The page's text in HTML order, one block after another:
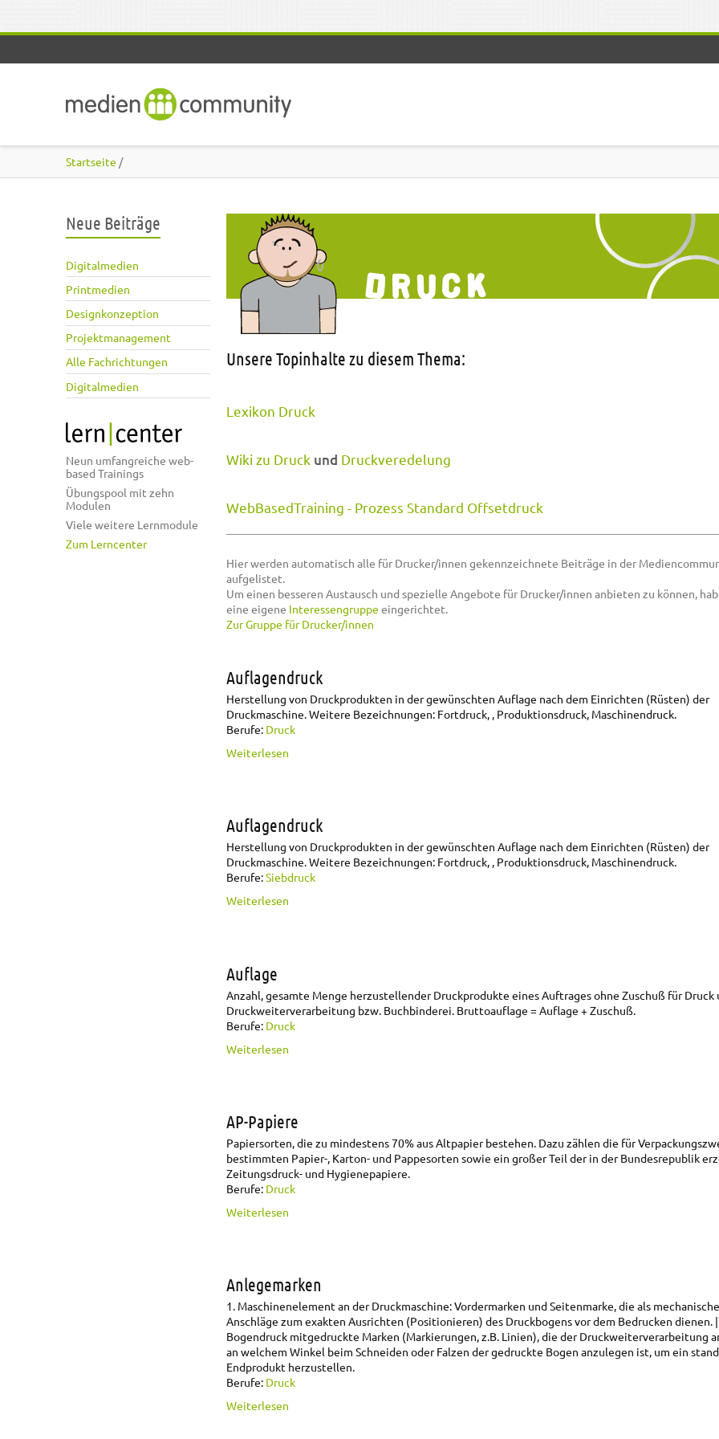
Startseite /
Neue Beiträge
Digitalmedien
Printmedien
Designkonzeption
Projektmanagement
Alle Fachrichtungen
Digitalmedien
Neun umfangreiche web-
based Trainings
Übungspool mit zehn
Modulen
Viele weitere Lernmodule
Zum Lerncenter
Unsere Topinhalte zu diesem Thema:
Lexikon Druck
Wiki zu Druck und Druckveredelung
WebBasedTraining - Prozess Standard Offsetdruck
Hier werden automatisch alle für Drucker/innen gekennzeichnete Beiträge in der
aufgelistet.
Um einen besseren Austausch und spezielle Angebote für Drucker/innen anbieten zu können,
eine eigene Interessengruppe eingerichtet.
Zur Gruppe für Drucker/innen
Auflagendruck
Herstellung von Druckprodukten in der gewünschten Auflage nach dem Einrichten (Rüsten) der
Druckmaschine. Weitere Bezeichnungen: Fortdruck, , Produktionsdruck, Maschinendruck.
Berufe: Druck
Weiterlesen
Auflagendruck
Herstellung von Druckprodukten in der gewünschten Auflage nach dem Einrichten (Rüsten) der
Druckmaschine. Weitere Bezeichnungen: Fortdruck, , Produktionsdruck, Maschinendruck.
Berufe:Siebdruck
Weiterlesen
Auflage
Anzahl, gesamte Menge herzustellender Druckprodukte eines Auftrages ohne Zuschuß für Druck
Druckweiterverarbeitung bzw. Buchbinderei. Bruttoauflage = Auflage + Zuschuß.
Berufe: Druck
Weiterlesen
AP-Papiere
Papiersorten, die zu mindestens 70% aus Altpapier bestehen. Dazu zählen die für
bestimmten Papier-, Karton- und Pappesorten sowie ein großer Teil der in der Bundesrepublik
Zeitungsdruck- und Hygienepapiere.
Berufe: Druck
Weiterlesen
Anlegemarken
1. Maschinenelement an der Druckmaschine: Vordermarken und Seitenmarke, die als mechanische
Anschläge zum exakten Ausrichten (Positionieren) des Druckbogens vor dem Bedrucken dienen.
Bogendruck mitgedruckte Marken (Markierungen, z.B. Linien), die der Druckweiterverarbeitung
an welchem Winkel beim Schneiden oder Falzen der gedruckte Bogen anzulegen ist, um ein
Endprodukt herzustellen.
Berufe: Druck
Weiterlesen